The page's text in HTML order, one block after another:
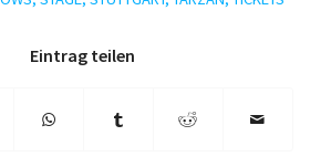
Eintrag teilen